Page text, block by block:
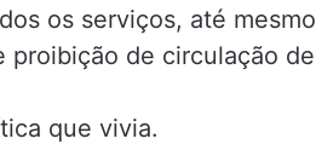
os serviços, até mesmo
proibição de circulação de
que vivia.